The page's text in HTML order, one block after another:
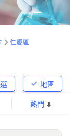
仁愛區
地區
熱門